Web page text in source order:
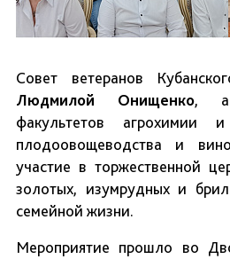
Совет ветеранов
Людмилой Онищенко, а
факультетов агрохимии
плодоовощеводства и
участие в торжественной
золотых, изумрудных и
семейной жизни.
Мероприятие прошло во